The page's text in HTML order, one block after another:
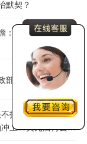
默契？
：CPI与恐怖数据中
部的通胀债务困局
拢”，红海油轮“绕
上83美元后何去何